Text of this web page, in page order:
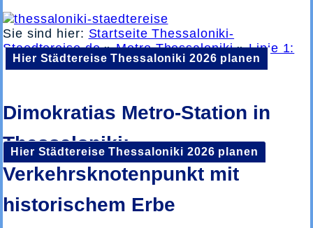
Sie sind hier: Startseite Thessaloniki-
Staedtereise.de»Metro Thessaloniki»Linie 1:
Nea Elvetia ➡️ Hauptbahnhof»Dimokratias
Hier Städtereise Thessaloniki 2026 planen
Hier Städtereise Thessaloniki 2026 planen
Dimokratias Metro-Station in
Thessaloniki:
Verkehrsknotenpunkt mit
historischem Erbe